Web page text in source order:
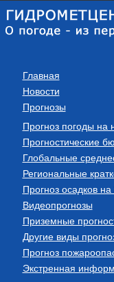
Главная
Новости
Прогнозы
Прогноз погоды
Прогностические
Глобальные
Региональные
Прогноз осадков на
Видеопрогнозы
Приземные
Другие виды
Прогноз
Экстренная